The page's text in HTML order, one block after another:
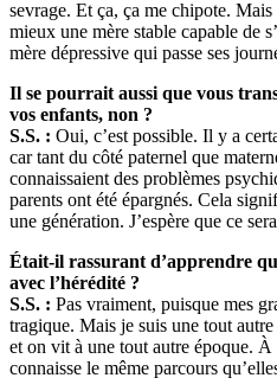
sevrage. Et ça, ça me chipote.
mieux une mère stable capable de
mère dépressive qui passe ses
Il se pourrait aussi que vous
vos enfants, non ?
S.S. : Oui, c’est possible. Il y a
car tant du côté paternel que
connaissaient des problèmes
parents ont été épargnés. Cela
une génération. J’espère que ce
Était-il rassurant d’apprendre
avec l’hérédité ?
S.S. : Pas vraiment, puisque mes
tragique. Mais je suis une tout
et on vit à une tout autre époque.
connaisse le même parcours